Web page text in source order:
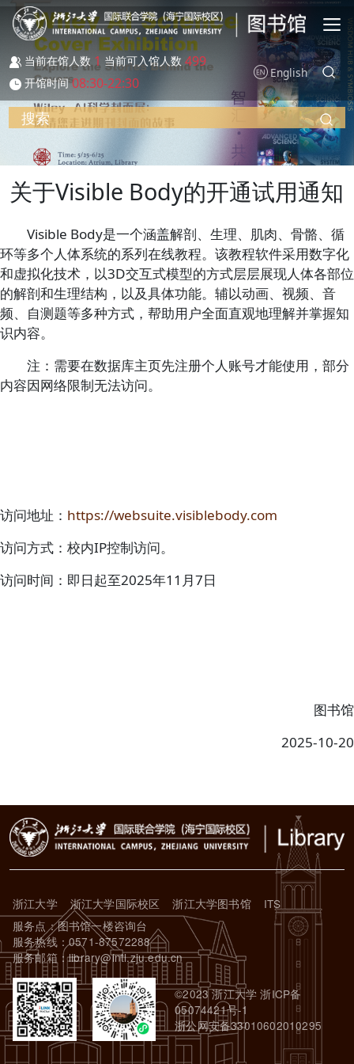
跳转到主要内容
当前在馆人数 1 当前可入馆人数 499
开馆时间 08:30-22:30
English
搜索
关于Visible Body的开通试用通知
Visible Body是一个涵盖解剖、生理、肌肉、骨骼、循
环等多个人体系统的系列在线教程。该教程软件采用数字化
和虚拟化技术，以3D交互式模型的方式层层展现人体各部位
的解剖和生理结构，以及具体功能。辅以动画、视频、音
频、自测题等多种方式，帮助用户全面直观地理解并掌握知
识内容。
注：需要在数据库主页先注册个人账号才能使用，部分
内容因网络限制无法访问。
访问地址： https://websuite.visiblebody.com
访问方式：校内IP控制访问。
访问时间：即日起至2025年11月7日
图书馆
2025-10-20
浙江大学 浙江大学国际校区 浙江大学图书馆
ITS
服务点：图书馆一楼咨询台
服务热线：0571-87572288
服务邮箱：library@intl.zju.edu.cn
©2023 浙江大学 浙ICP备
05074421号-1
浙公网安备33010602010295